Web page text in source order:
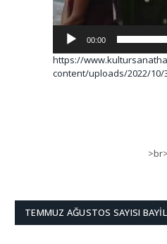
00:00
https://
content/uploads/2022/10/
>br>
TEMMUZ AĞUSTOS SAYISI